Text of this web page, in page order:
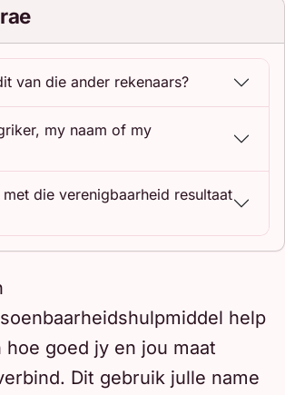
van die ander rekenaars?
my naam of my
die verenigbaarheid resultaat
help
goed jy en jou maat
Dit gebruik julle name